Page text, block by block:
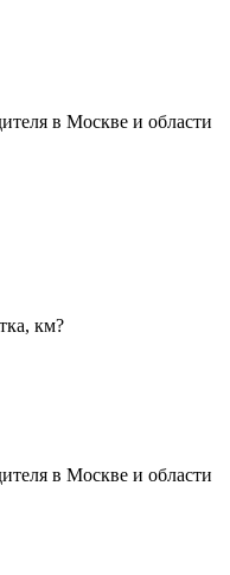
км?